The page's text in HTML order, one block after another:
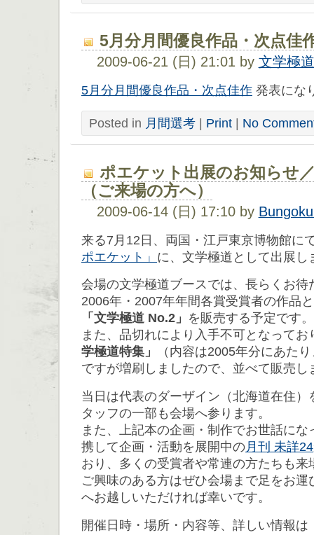
5月分月間優良作品・次点佳
2009-06-21 (日) 21:01 by 文学極
5月分月間優良作品・次点佳作 発表にな
Posted in 月間選考 Print No
ポエケット出展のお知らせ
（ご来場の方へ）
2009-06-14 (日) 17:10 by
来る7月12日、両国・江戸東京博物館に
ポエケット」 に、文学極道として出展し
会場の文学極道ブースでは、長らくお待
2006年・2007年年間各賞受賞者の作品
「文学極道 No.2」 を販売する予定です。
また、品切れにより入手不可となってお
学極道特集」
（内容は2005年分にあた
ですが増刷しましたので、並べて販売し
当日は代表のダーザイン（北海道在住）
タッフの一部も会場へ参ります。
また、上記本の企画・制作でお世話にな
携して企画・活動を展開中の月刊 未詳24
おり、多くの受賞者や常連の方たちも来
ご興味のある方はぜひ会場まで足をお
へお越しいただければ幸いです。
開催日時・場所・内容等、詳しい情報